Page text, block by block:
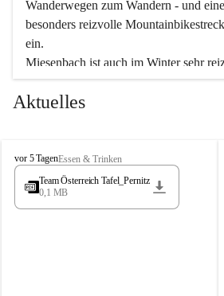
Wanderwegen zum Wandern - und
besonders reizvolle
ein.
Miesenbach ist auch im Winter sehr
Eisstockschießen gibt es auf dem
wunderschöne Naturschneepisten, die
vielfältige Angebot unserer
Überzeugen Sie sich selbst, dass Sie
in den Beherbergungsbetrieben,
Wir kennen Miesenbach als lebens-
Tradition und Innovation werden
Aktuelles
M
i
s
vor 5 TagenEssen & Trinken
Team Österreich Tafel_Pernitz
0,1 MB